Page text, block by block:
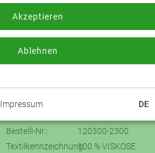
Zum Bestellen melden Sie sich bitte an
oder registrieren sich bitte neu.
Bestelll-Nr.:
120300-2300
Textilkennzeichnung:100 % VISKOSE
Ablehnen
Akzeptieren
Impressum DE